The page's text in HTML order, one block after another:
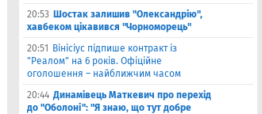
20:53 Шостак залишив "Олександрію",
хавбеком цікавився "Чорноморець"
20:51
Вінісіус підпише контракт із
"Реалом" на 6 років. Офіційне
оголошення – найближчим часом
20:44 Динамівець Маткевич про перехід
до "Оболоні": "Я знаю, що тут добре